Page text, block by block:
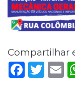
Compartilhar
Facebook
Twitter